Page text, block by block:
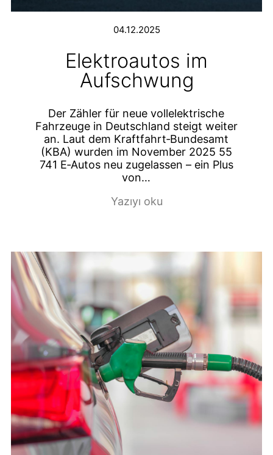
04.12.2025
Elektroautos im
Aufschwung
Der Zähler für neue vollelektrische
Fahrzeuge in Deutschland steigt weiter
an. Laut dem Kraftfahrt‑Bundesamt
(KBA) wurden im November 2025 55
741 E‑Autos neu zugelassen – ein Plus
von…
Yazıyı oku